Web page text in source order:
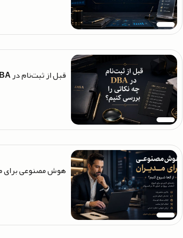
قبل از ثبت‌نام در DBA چه نکاتی را بررسی کنیم؟
هوش مصنوعی برای